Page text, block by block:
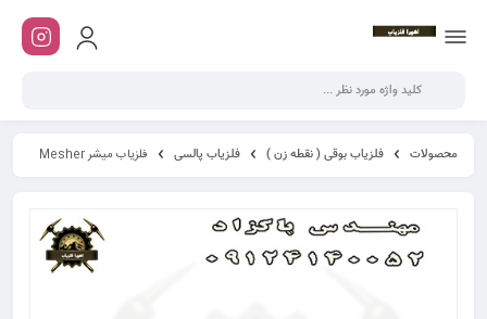
محصولات فلزیاب بوقی ( نقطه زن ) فلزیاب پالسی فلزیاب میشر Mesher